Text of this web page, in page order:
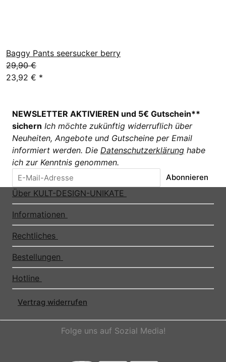
Baggy Pants seersucker berry
29,90 €
23,92 € *
NEWSLETTER AKTIVIEREN und 5€ Gutschein**
sichern Ich möchte zukünftig widerruflich über
Neuheiten, Angebote und Gutscheine per Email
informiert werden. Die Datenschutzerklärung habe
ich zur Kenntnis genommen.
Abonnieren
Über KULT-DESIGN-UNIKATE
Informationen
Rechtliches
Bestellungen
Hotline
Vertrag widerrufen
Folge uns auf Sozial Media!